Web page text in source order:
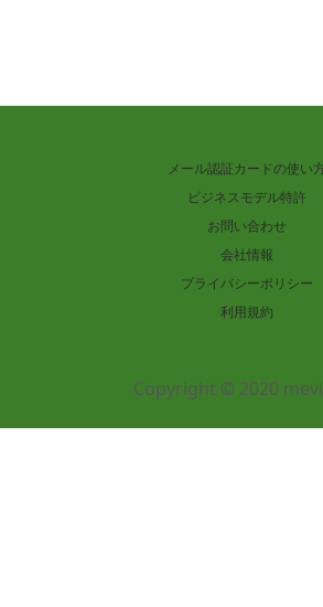
メール認証カードの使い
ビジネスモデル特許
お問い合わせ
会社情報
プライバシーポリシー
利用規約
Copyright © 2020